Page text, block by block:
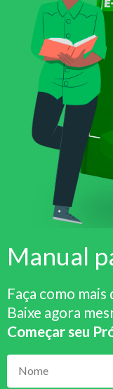
Manual
Faça como
Baixe agora
Começar seu